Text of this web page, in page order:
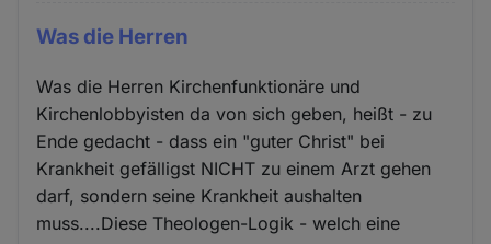
Was die Herren
Was die Herren Kirchenfunktionäre und
Kirchenlobbyisten da von sich geben, heißt - zu
Ende gedacht - dass ein "guter Christ" bei
Krankheit gefälligst NICHT zu einem Arzt gehen
darf, sondern seine Krankheit aushalten
muss....Diese Theologen-Logik - welch eine